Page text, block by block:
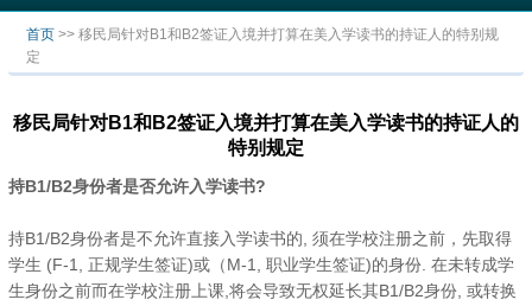
你在这里
首页 >> 移民局针对B1和B2签证入境并打算在美入学读书的持证人的特别规
定
移民局针对B1和B2签证入境并打算在美入学读书的持证人的
特别规定
持B1/B2身份者是否允许入学读书?
持B1/B2身份者是不允许直接入学读书的, 须在学校注册之前，先取得
学生 (F-1, 正规学生签证)或（M-1, 职业学生签证)的身份. 在未转成学
生身份之前而在学校注册上课,将会导致无权延长其B1/B2身份, 或转换